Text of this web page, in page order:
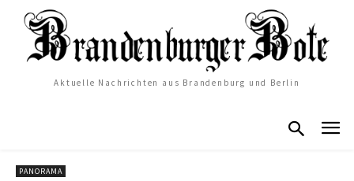
Aktuelle Nachrichten aus Brandenburg und Berlin
PANORAMA